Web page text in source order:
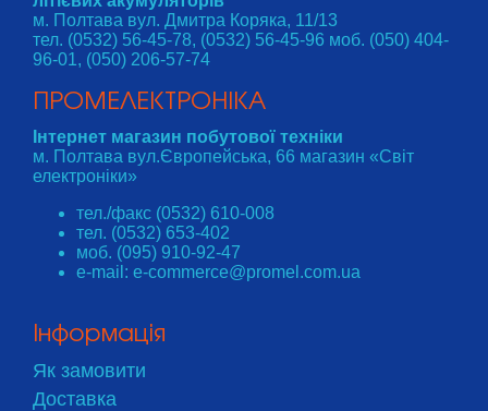
Інформація
Як замовити
Доставка
м. Полтава вул. Дмитра Коряка, 11/13
тел. (0532) 56-45-78, (0532) 56-45-96 моб. (050) 404-
96-01, (050) 206-57-74
ПРОМЕЛЕКТРОНІКА
Інтернет магазин побутової техніки
м. Полтава вул.Європейська, 66 магазин «Світ
електроніки»
тел./факс (0532) 610-008
тел. (0532) 653-402
моб. (095) 910-92-47
e-mail: e-commerce@promel.com.ua